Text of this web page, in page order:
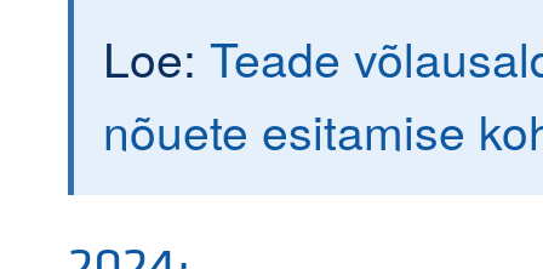
Loe: Teade
nõuete esitamise